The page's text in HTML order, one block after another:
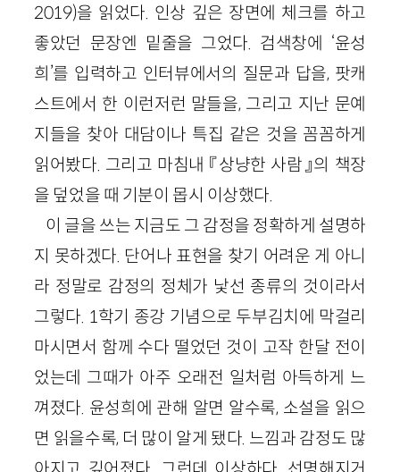
2019)을 읽었다. 인상 깊은 장면에 체크를 하고
좋았던 문장엔 밑줄을 그었다. 검색창에 ‘윤성
희’를 입력하고 인터뷰에서의 질문과 답을, 팟캐
스트에서 한 이런저런 말들을, 그리고 지난 문예
지들을 찾아 대담이나 특집 같은 것을 꼼꼼하게
읽어봤다. 그리고 마침내 『상냥한 사람』의 책장
을 덮었을 때 기분이 몹시 이상했다.
이 글을 쓰는 지금도 그 감정을 정확하게 설명하
지 못하겠다. 단어나 표현을 찾기 어려운 게 아니
라 정말로 감정의 정체가 낯선 종류의 것이라서
그렇다. 1학기 종강 기념으로 두부김치에 막걸리
마시면서 함께 수다 떨었던 것이 고작 한달 전이
었는데 그때가 아주 오래전 일처럼 아득하게 느
껴졌다. 윤성희에 관해 알면 알수록, 소설을 읽으
면 읽을수록, 더 많이 알게 됐다. 느낌과 감정도 많